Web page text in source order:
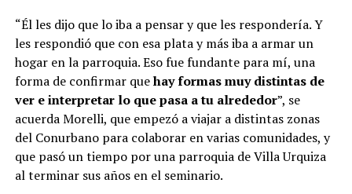
“Él les dijo que lo iba a pensar y que les respondería. Y
les respondió que con esa plata y más iba a armar un
hogar en la parroquia. Eso fue fundante para mí, una
forma de confirmar quehay formas muy distintas de
ver e interpretar lo que pasa a tu alrededor”, se
acuerda Morelli, que empezó a viajar a distintas zonas
del Conurbano para colaborar en varias comunidades, y
que pasó un tiempo por una parroquia de Villa Urquiza
al terminar sus años en el seminario.